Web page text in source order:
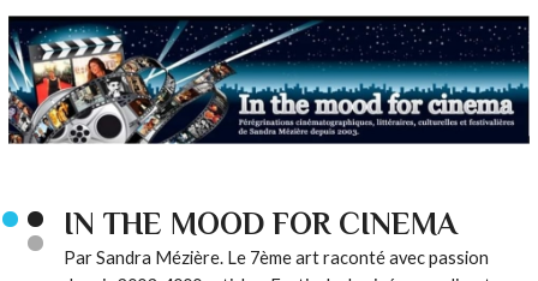
IN THE MOOD FOR CINEMA
Par Sandra Mézière. Le 7ème art raconté avec passion